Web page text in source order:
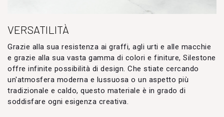
VERSATILITÀ
Grazie alla sua resistenza ai graffi, agli urti e alle macchie
e grazie alla sua vasta gamma di colori e finiture, Silestone
offre infinite possibilità di design. Che stiate cercando
un'atmosfera moderna e lussuosa o un aspetto più
tradizionale e caldo, questo materiale è in grado di
soddisfare ogni esigenza creativa.